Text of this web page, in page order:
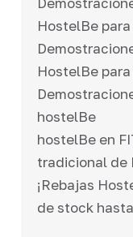
HostelBe
HostelBe
hostelBe
hostelBe en
tradicional de
¡Rebajas
de stock